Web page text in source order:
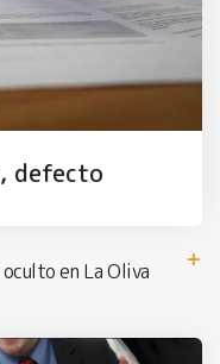
defecto
en La Oliva